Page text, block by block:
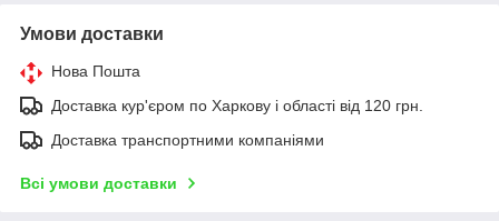
Умови доставки
Нова Пошта
Доставка кур'єром по Харкову і області від 120 грн.
Доставка транспортними компаніями
Всі умови доставки